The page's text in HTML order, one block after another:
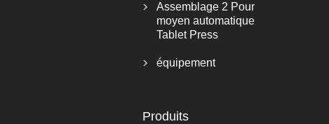

Assemblage 2 Pour
moyen automatique
Tablet Press
 équipement
Produits